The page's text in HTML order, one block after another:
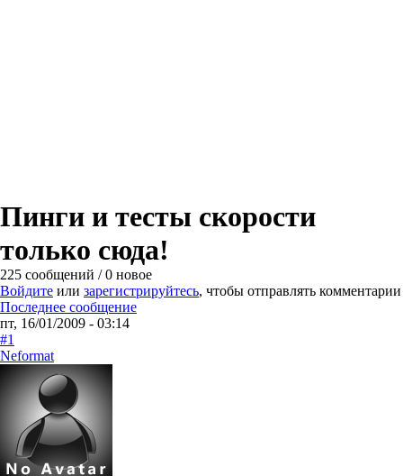
Пинги и тесты скорости
только сюда!
225 сообщений / 0 новое
Войдите или зарегистрируйтесь, чтобы отправлять комментарии
Последнее сообщение
пт, 16/01/2009 - 03:14
#1
Neformat